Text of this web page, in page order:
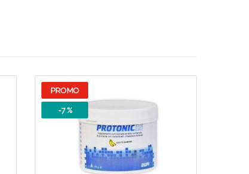
PROMO
-7 %